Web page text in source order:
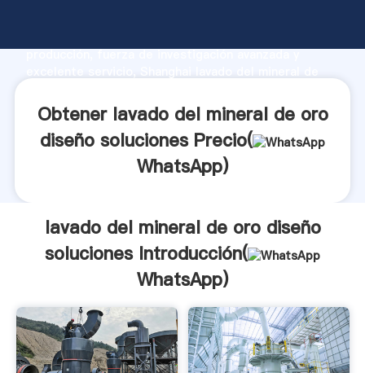
producción, fuerza de investigación avanzada y
aporta valores a todos los clientes.
Obtener lavado del mineral de oro
diseño soluciones Precio(
WhatsApp)
lavado del mineral de oro diseño
soluciones Introducción(
WhatsApp)